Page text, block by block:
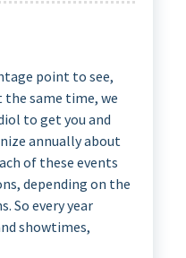
point to see,
the same time, we
to get you and
annually about
of these events
depending on the
So every year
showtimes,